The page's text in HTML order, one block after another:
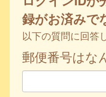
録がお済みで
以下の質問に回答
郵便番号はな